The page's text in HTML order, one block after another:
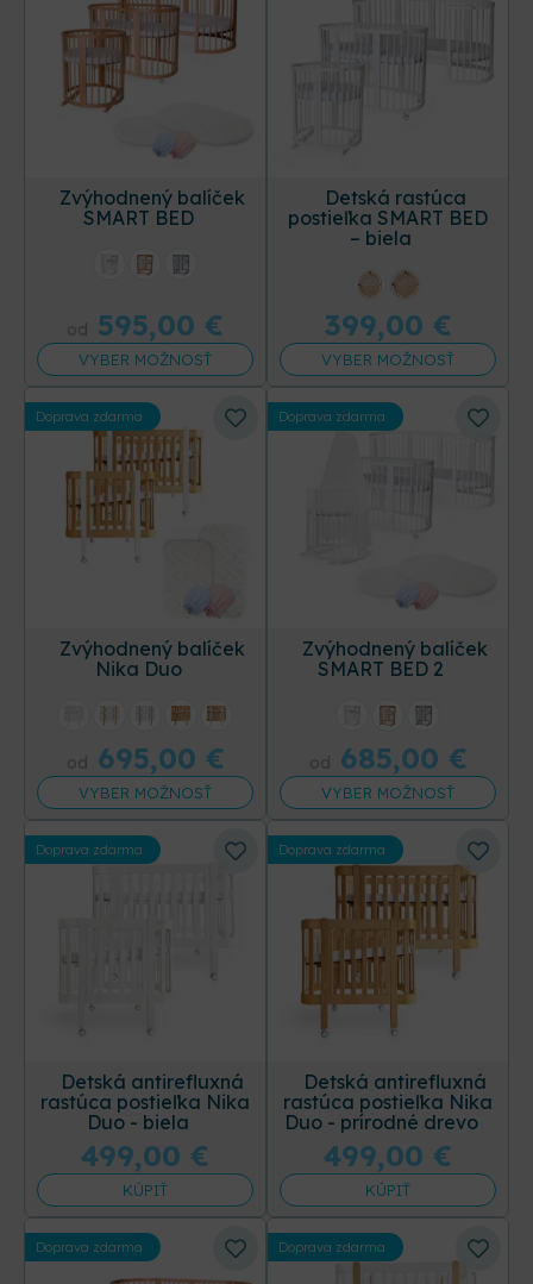
Zvýhodnený balíček
SMART BED
595,00 €
VYBER MOŽNOSŤ
Detská rastúca
postieľka SMART BED
– biela
399,00 €
VYBER MOŽNOSŤ
Zvýhodnený balíček
Nika Duo
695,00 €
VYBER MOŽNOSŤ
Doprava zdarma
Zvýhodnený balíček
SMART BED 2
685,00 €
VYBER MOŽNOSŤ
Doprava zdarma
Detská antirefluxná
rastúca postieľka Nika
Duo - biela
499,00 €
KÚPIŤ
Doprava zdarma
Detská antirefluxná
rastúca postieľka Nika
Duo - prírodné drevo
499,00 €
KÚPIŤ
Doprava zdarma
Doprava zdarma Doprava zdarma